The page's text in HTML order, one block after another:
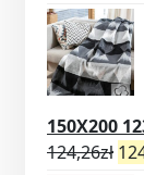
150X200
124,26zł